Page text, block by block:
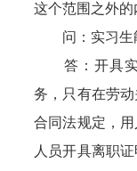
这个范围之外的
问：实习生能
答：开具实
务，只有在劳
合同法规定，
人员开具离职